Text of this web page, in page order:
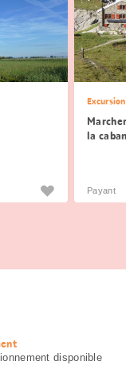
Excursion
la
Payant
disponible